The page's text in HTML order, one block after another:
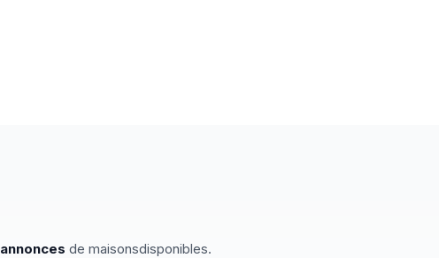
annonces de maisonsdisponibles.